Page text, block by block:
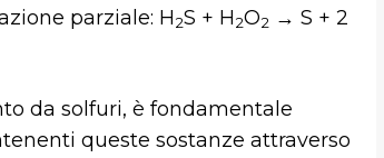
parziale: H2S + H2O2 → S + 2
da solfuri, è fondamentale
queste sostanze attraverso